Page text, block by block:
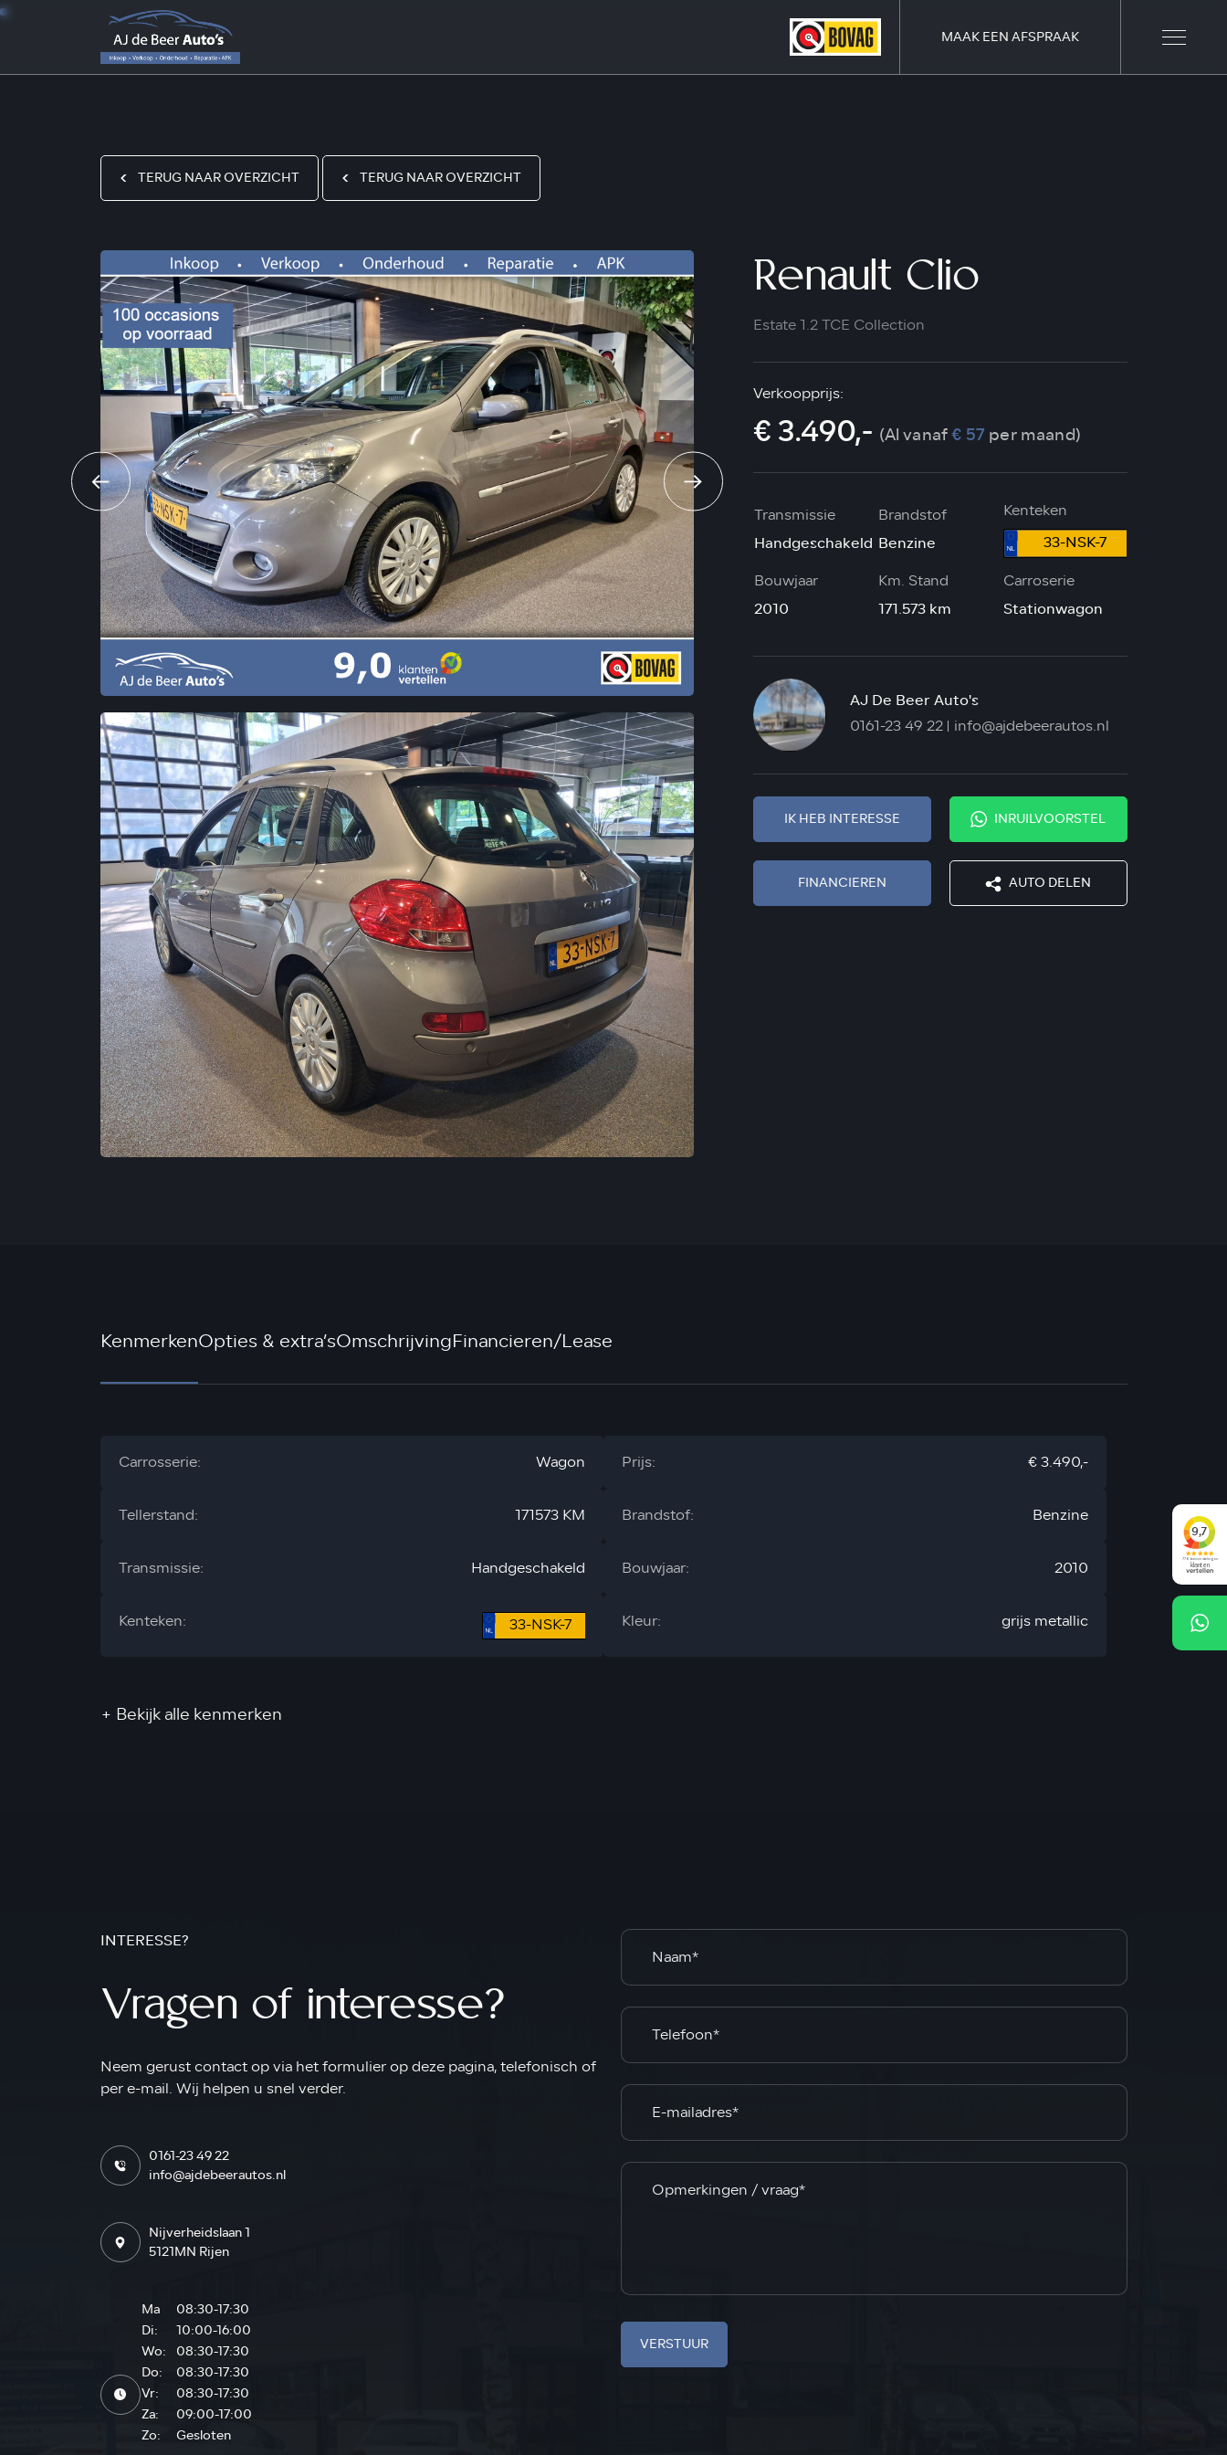
MAAK EEN AFSPRAAK
TERUG NAAR OVERZICHT TERUG NAAR OVERZICHT
Renault Clio
Estate 1.2 TCE Collection
Verkoopprijs:
€ 3.490,- (Al vanaf€ 57 per maand)
Transmissie
Handgeschakeld
Brandstof
Benzine
Kenteken
33-NSK-7
Bouwjaar
2010
Km. Stand
171.573 km
Carroserie
Stationwagon
AJ De Beer Auto's
0161-23 49 22 info@ajdebeerautos.nl
IK HEB INTERESSE INRUILVOORSTEL
FINANCIEREN AUTO DELEN
KenmerkenOpties & extra’sOmschrijvingFinancieren/Lease
Carrosserie: Wagon Prijs: € 3.490,-
Tellerstand: 171573 KM Brandstof: Benzine
Transmissie: Handgeschakeld Bouwjaar: 2010
Kenteken: 33-NSK-7 Kleur: grijs metallic
+ Bekijk alle kenmerken
INTERESSE?
Vragen of interesse?
Neem gerust contact op via het formulier op deze pagina, telefonisch of
per e-mail. Wij helpen u snel verder.
0161-23 49 22
info@ajdebeerautos.nl
Nijverheidslaan 1
5121MN Rijen
Ma
08:30-17:30
Di:
10:00-16:00
Wo:
08:30-17:30
Do:
08:30-17:30
Vr:
08:30-17:30
Za:
09:00-17:00
Zo:
Gesloten
VERSTUUR